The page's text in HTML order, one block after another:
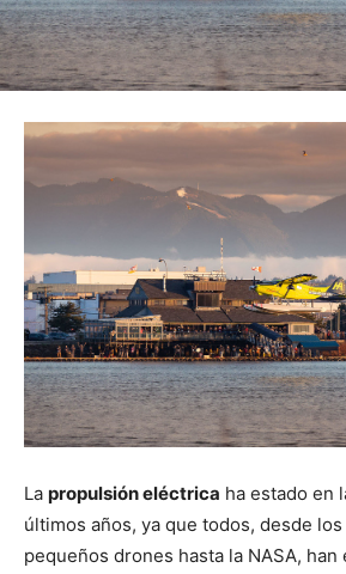
La propulsión eléctrica ha estado en
últimos años, ya que todos, desde
pequeños drones hasta la NASA, han